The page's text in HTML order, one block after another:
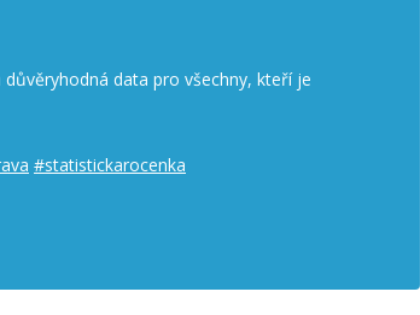
data pro všechny, kteří je
#statistickarocenka